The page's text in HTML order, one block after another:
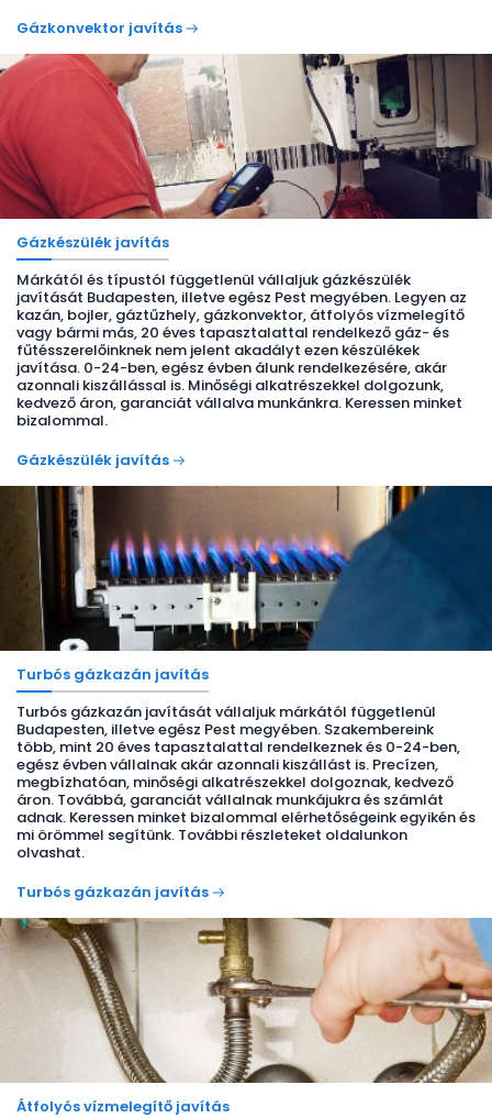
Gázkonvektor javítás
Gázkészülék javítás
Márkától és típustól függetlenül vállaljuk gázkészülék
javítását Budapesten, illetve egész Pest megyében. Legyen az
kazán, bojler, gáztűzhely, gázkonvektor, átfolyós vízmelegítő
vagy bármi más, 20 éves tapasztalattal rendelkező gáz- és
fűtésszerelőinknek nem jelent akadályt ezen készülékek
javítása. 0-24-ben, egész évben álunk rendelkezésére, akár
azonnali kiszállással is. Minőségi alkatrészekkel dolgozunk,
kedvező áron, garanciát vállalva munkánkra. Keressen minket
bizalommal.
Gázkészülék javítás
Turbós gázkazán javítás
Turbós gázkazán javítását vállaljuk márkától függetlenül
Budapesten, illetve egész Pest megyében. Szakembereink
több, mint 20 éves tapasztalattal rendelkeznek és 0-24-ben,
egész évben vállalnak akár azonnali kiszállást is. Precízen,
megbízhatóan, minőségi alkatrészekkel dolgoznak, kedvező
áron. Továbbá, garanciát vállalnak munkájukra és számlát
adnak. Keressen minket bizalommal elérhetőségeink egyikén és
mi örömmel segítünk. További részleteket oldalunkon
olvashat.
Turbós gázkazán javítás
Átfolyós vízmelegítő javítás